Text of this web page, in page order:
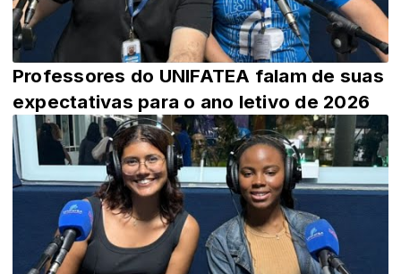
Professores do UNIFATEA falam de suas
expectativas para o ano letivo de 2026